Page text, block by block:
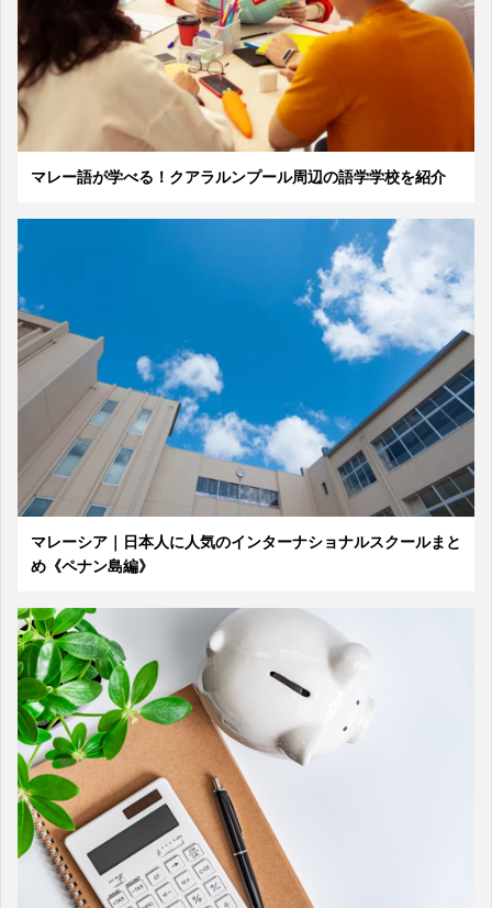
マレー語が学べる！クアラルンプール周辺の語学学校を紹介
マレーシア｜日本人に人気のインターナショナルスクールまと
め《ペナン島編》